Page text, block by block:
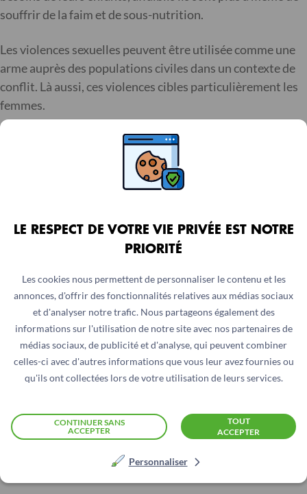
LE RESPECT DE VOTRE VIE PRIVÉE EST NOTRE
PRIORITÉ
Les cookies nous permettent de personnaliser le contenu et les
annonces, d'offrir des fonctionnalités relatives aux médias sociaux
et d'analyser notre trafic. Nous partageons également des
informations sur l'utilisation de notre site avec nos partenaires de
médias sociaux, de publicité et d'analyse, qui peuvent combiner
celles-ci avec d'autres informations que vous leur avez fournies ou
qu'ils ont collectées lors de votre utilisation de leurs services.
TOUT
ACCEPTER
CONTINUER SANS
ACCEPTER
Personnaliser
souffrir de la faim et de sous-nutrition.
Les violences sexuelles peuvent être utilisée comme une
arme auprès des populations civiles dans un contexte de
conflit. Là aussi, ces violences cibles particulièrement les
femmes.
raison de structures sociales rigides
même accès à la propriété que les hommes, ou bien ce
droit n’est pas respecté. L’acquisition de terres, de
commerces, de propriétés, ou l’accès aux services
financiers ne peut se faire sans un homme.
Une dépendance qui freine l’autonomisation des femmes,
Surcharge de travail